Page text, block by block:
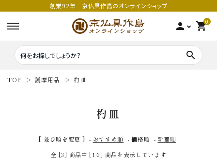
創業92年 京仏具作島のオンラインショップ
person 0
shopping_cart
search
寺院仏具
TOP 護摩用品 杓皿
杓皿
[ 並び順を変更 ] - おすすめ順 -価格順 -新着順
全 [3] 商品中 [1-3] 商品を表示しています